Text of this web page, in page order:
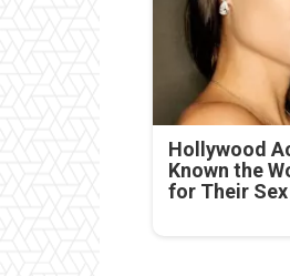
Hollywood
Known the
for Their